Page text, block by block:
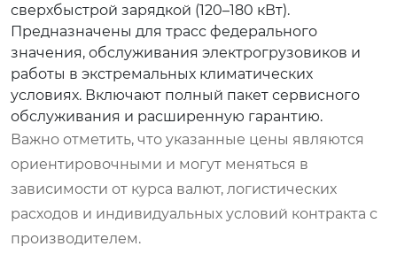
сверхбыстрой зарядкой (120–180 кВт).
Предназначены для трасс федерального
значения, обслуживания электрогрузовиков и
работы в экстремальных климатических
условиях. Включают полный пакет сервисного
обслуживания и расширенную гарантию.
Важно отметить, что указанные цены являются
ориентировочными и могут меняться в
зависимости от курса валют, логистических
расходов и индивидуальных условий контракта с
производителем.